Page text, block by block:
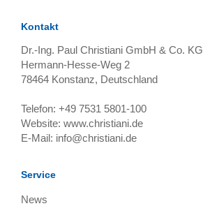
Kontakt
Dr.-Ing. Paul Christiani GmbH & Co. KG
Hermann-Hesse-Weg 2
78464 Konstanz, Deutschland
Telefon: +49 7531 5801-100
Website: www.christiani.de
E-Mail: info@christiani.de
Service
News